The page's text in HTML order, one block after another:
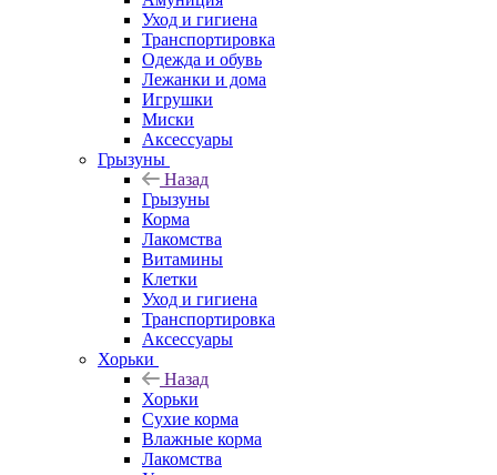
Уход и гигиена
Транспортировка
Одежда и обувь
Лежанки и дома
Игрушки
Миски
Аксессуары
Грызуны
Назад
Грызуны
Корма
Лакомства
Витамины
Клетки
Уход и гигиена
Транспортировка
Аксессуары
Хорьки
Назад
Хорьки
Сухие корма
Влажные корма
Лакомства